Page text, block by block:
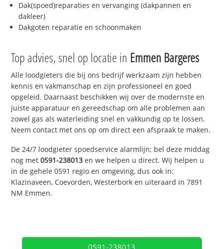
Dak(spoed)reparaties en vervanging (dakpannen en
dakleer)
Dakgoten reparatie en schoonmaken
Top advies, snel op locatie in Emmen Bargeres
Alle loodgieters die bij ons bedrijf werkzaam zijn hebben
kennis en vakmanschap en zijn professioneel en goed
opgeleid. Daarnaast beschikken wij over de modernste en
juiste apparatuur en gereedschap om alle problemen aan
zowel gas als waterleiding snel en vakkundig op te lossen.
Neem contact met ons op om direct een afspraak te maken.
De 24/7 loodgieter spoedservice alarmlijn; bel deze middag
nog met0591-238013 en we helpen u direct. Wij helpen u
in de gehele 0591 regio en omgeving, dus ook in:
Klazinaveen, Coevorden, Westerbork en uiteraard in 7891
NM Emmen.